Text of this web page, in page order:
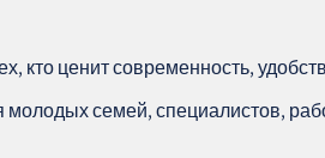
кто ценит современность,
семей, специалистов,